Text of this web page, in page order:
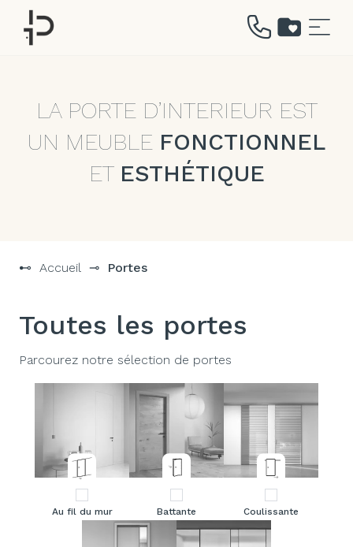
LA PORTE D’INTERIEUR EST
UN MEUBLE FONCTIONNEL
ET ESTHÉTIQUE
⊷ Accueil ⊸ Portes
Toutes les portes
Parcourez notre sélection de portes
Au fil du mur Battante Coulissante